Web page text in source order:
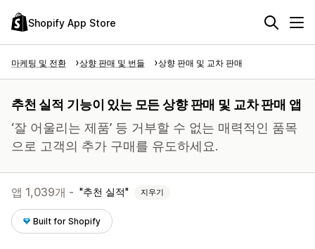
Shopify App Store
마케팅 및 전환 상향 판매 및 번들 상향 판매 및 교차 판매
추천 실적 기능이 있는 모든 상향 판매 및 교차 판매 앱
‘잘 어울리는 제품’ 등 거부할 수 없는 매력적인 품목
으로 고객의 추가 구매를 유도하세요.
앱 1,039개 - 추천 실적 지우기
Built for Shopify